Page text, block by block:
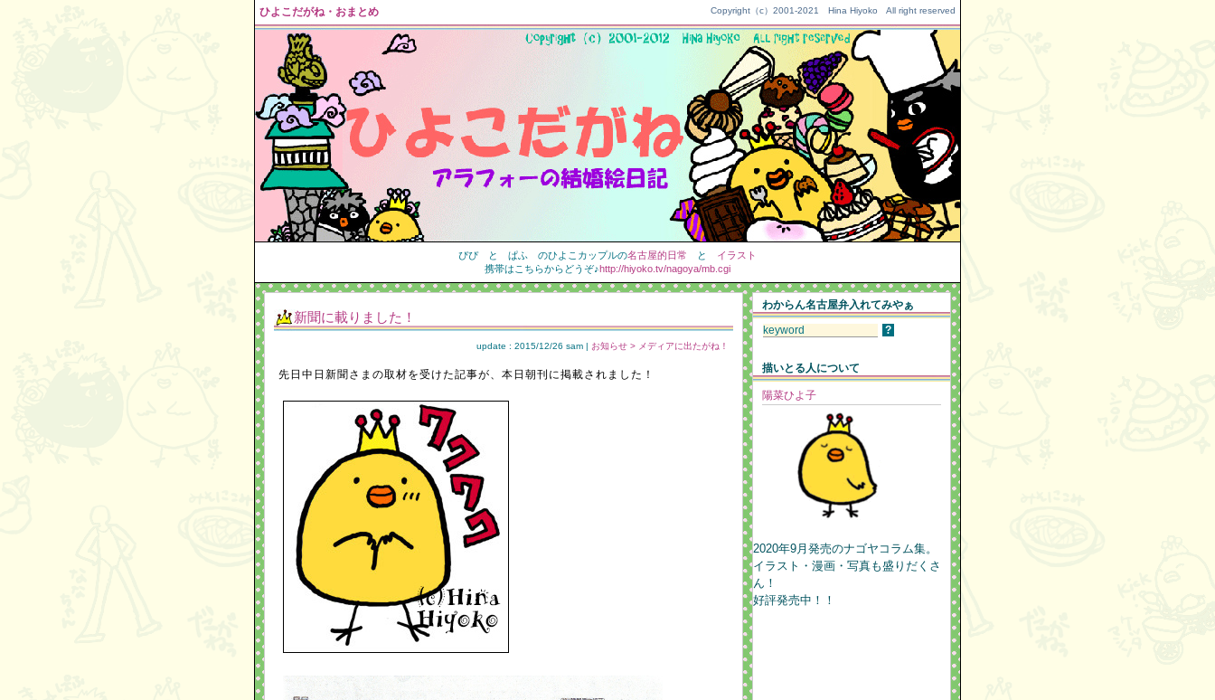
ひよこだがね・おまとめ Copyright（c）2001-2021 Hina Hiyoko All right reserved
ぴぴ と ぱふ のひよこカップルの名古屋的日常 と イラスト
携帯はこちらからどうぞ♪http://hiyoko.tv/nagoya/mb.cgi
新聞に載りました！
update : 2015/12/26 sam | お知らせ > メディアに出たがね！
先日中日新聞さまの取材を受けた記事が、本日朝刊に掲載されました！
わからん名古屋弁入れてみやぁ
描いとる人について
陽菜ひよ子
2020年9月発売のナゴヤコラム集。
イラスト・漫画・写真も盛りだくさ
ん！
好評発売中！！